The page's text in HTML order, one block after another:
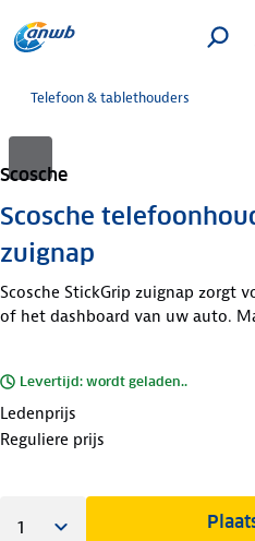
Telefoon & tablethouders
Scosche
Scosche
zuignap
Scosche StickGrip zuignap zorgt
of het dashboard van uw auto.
Levertijd: wordt geladen..
Ledenprijs
Reguliere prijs